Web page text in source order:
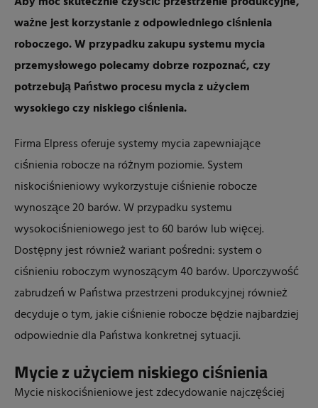
ważne jest korzystanie z odpowiedniego ciśnienia
roboczego. W przypadku zakupu systemu mycia
przemysłowego polecamy dobrze rozpoznać, czy
potrzebują Państwo procesu mycia z użyciem
wysokiego czy niskiego ciśnienia.
Firma Elpress oferuje systemy mycia zapewniające
ciśnienia robocze na różnym poziomie. System
niskociśnieniowy wykorzystuje ciśnienie robocze
wynoszące 20 barów. W przypadku systemu
wysokociśnieniowego jest to 60 barów lub więcej.
Dostępny jest również wariant pośredni: system o
ciśnieniu roboczym wynoszącym 40 barów. Uporczywość
zabrudzeń w Państwa przestrzeni produkcyjnej również
decyduje o tym, jakie ciśnienie robocze będzie najbardziej
odpowiednie dla Państwa konkretnej sytuacji.
Mycie z użyciem niskiego ciśnienia
Mycie niskociśnieniowe jest zdecydowanie najczęściej